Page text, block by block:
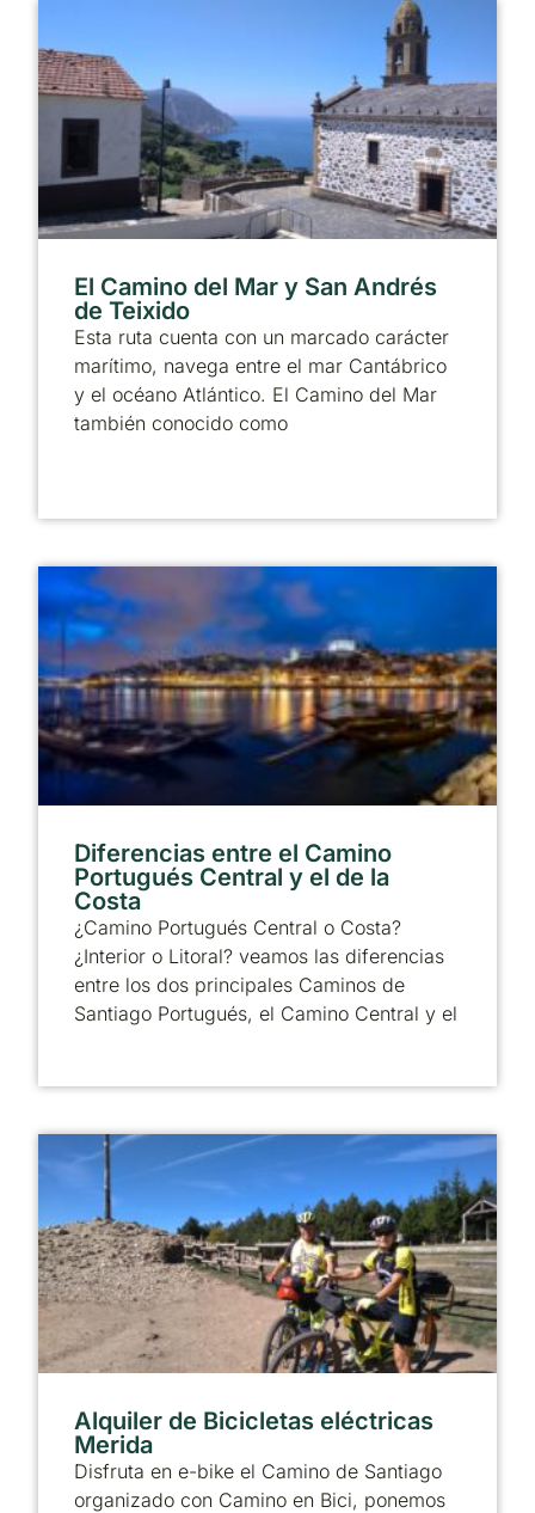
El Camino del Mar y San Andrés
de Teixido
Esta ruta cuenta con un marcado carácter
marítimo, navega entre el mar Cantábrico
y el océano Atlántico. El Camino del Mar
también conocido como
Diferencias entre el Camino
Portugués Central y el de la
Costa
¿Camino Portugués Central o Costa?
¿Interior o Litoral? veamos las diferencias
entre los dos principales Caminos de
Santiago Portugués, el Camino Central y el
Alquiler de Bicicletas eléctricas
Merida
Disfruta en e-bike el Camino de Santiago
organizado con Camino en Bici, ponemos